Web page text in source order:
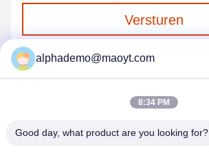
Versturen
alphademo@maoyt.com
8:34 PM
Good day, what product are you looking for?